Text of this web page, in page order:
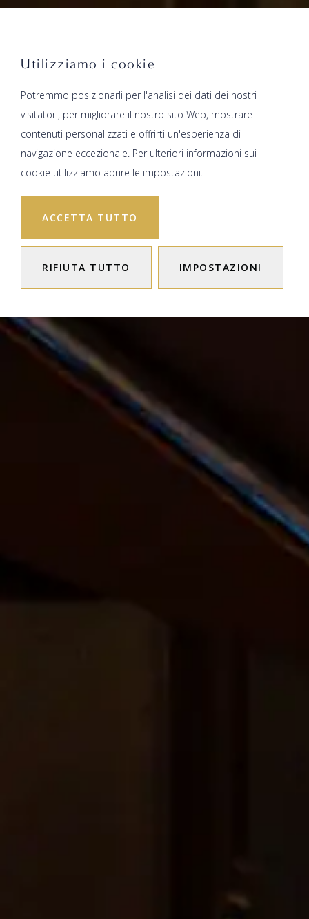
Utilizziamo i cookie
Potremmo posizionarli per l'analisi dei dati dei nostri
visitatori, per migliorare il nostro sito Web, mostrare
contenuti personalizzati e offrirti un'esperienza di
navigazione eccezionale. Per ulteriori informazioni sui
cookie utilizziamo aprire le impostazioni.
ACCETTA TUTTO
RIFIUTA TUTTO IMPOSTAZIONI